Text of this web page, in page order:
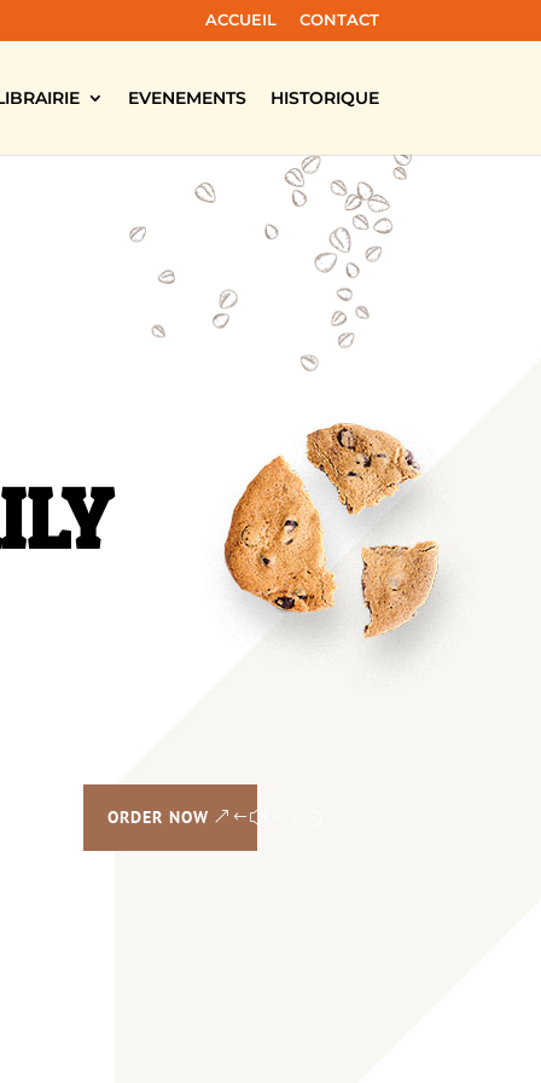
ACCUEIL CONTACT
EVENEMENTS HISTORIQUE
ORDER NOW